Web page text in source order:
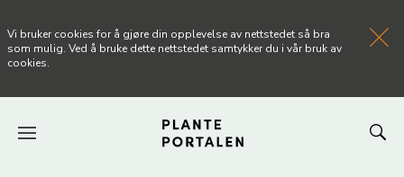
Vi bruker cookies for å gjøre din opplevelse av nettstedet så bra
som mulig. Ved å bruke dette nettstedet samtykker du i vår bruk av
cookies.